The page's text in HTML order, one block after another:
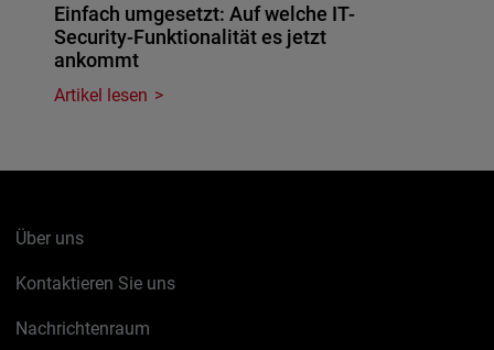
Einfach umgesetzt: Auf welche IT-
Security-Funktionalität es jetzt
ankommt
Artikel lesen
Über uns
Kontaktieren Sie uns
Nachrichtenraum